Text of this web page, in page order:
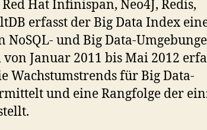
Hat Infinispan, Neo4J, Redis,
erfasst der Big Data Index
NoSQL- und Big Data-
Januar 2011 bis Mai 2012
Wachstumstrends für Big Data-
und eine Rangfolge der